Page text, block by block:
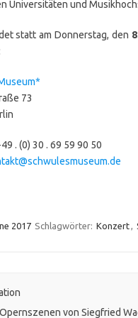
Universitäten und
statt am Donnerstag, den
73
. (0) 30 . 69 59 90 50
2017 Schlagwörter: Konzert,
von Siegfried